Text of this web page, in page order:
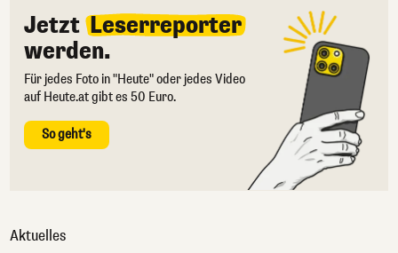
Jetzt Leserreporter
werden.
Für jedes Foto in "Heute" oder jedes Video
auf Heute.at gibt es 50 Euro.
So geht's
Aktuelles